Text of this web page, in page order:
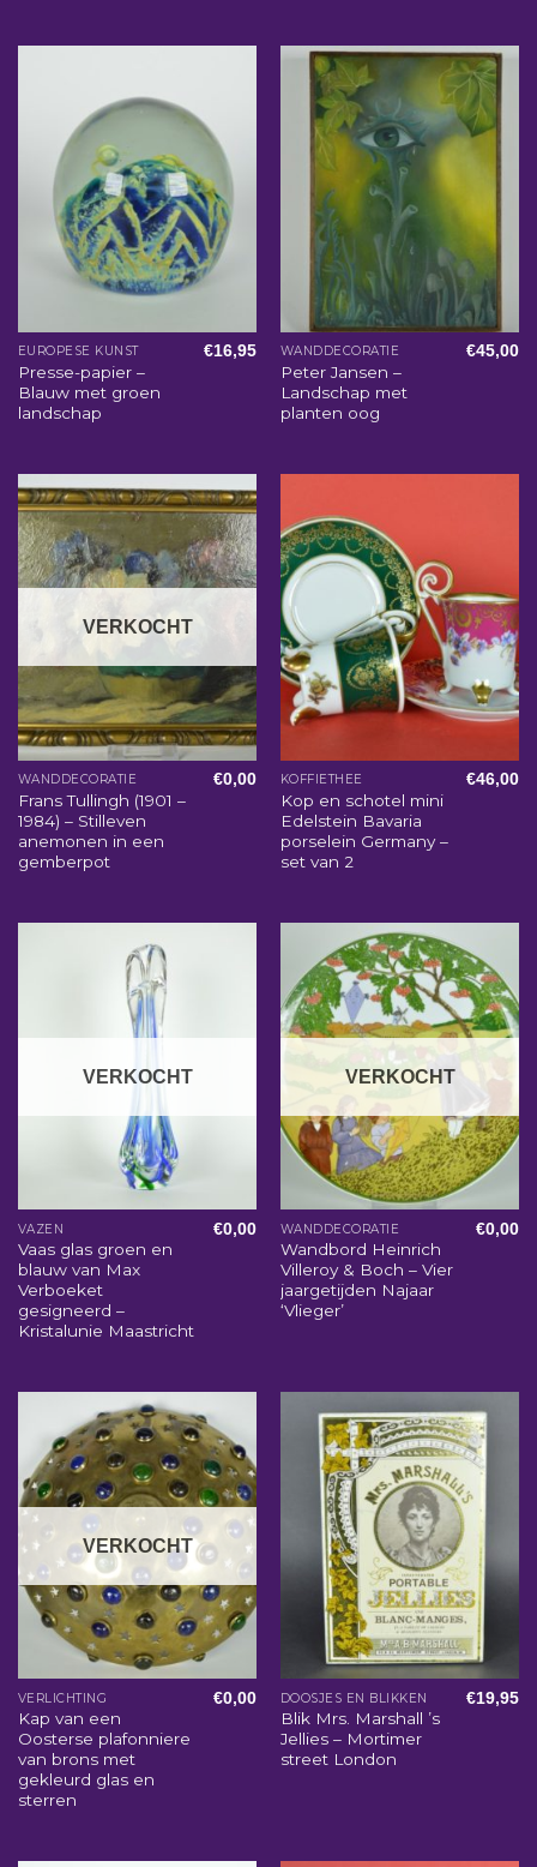
EUROPESE KUNST
Presse-papier –
Blauw met groen
landschap
€16,95 WANDDECORATIE
Peter Jansen –
Landschap met
planten oog
€45,00
VERKOCHT
WANDDECORATIE
Frans Tullingh (1901 –
1984) – Stilleven
anemonen in een
gemberpot
€0,00 KOFFIETHEE
Kop en schotel mini
Edelstein Bavaria
porselein Germany –
set van 2
€46,00
VERKOCHT
VAZEN
Vaas glas groen en
blauw van Max
Verboeket
gesigneerd –
Kristalunie Maastricht
€0,00
VERKOCHT
WANDDECORATIE
Wandbord Heinrich
Villeroy & Boch – Vier
jaargetijden Najaar
‘Vlieger’
€0,00
VERKOCHT
VERLICHTING
Kap van een
Oosterse plafonniere
van brons met
gekleurd glas en
sterren
€0,00 DOOSJES EN BLIKKEN
Blik Mrs. Marshall ’s
Jellies – Mortimer
street London
€19,95